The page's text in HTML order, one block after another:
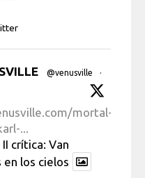
@venusville
·
mortal-
...
II crítica: Van
los cielos